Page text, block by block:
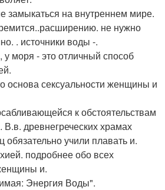
на внутреннем мире.
не нужно
. источники воды -.
у моря - это отличный способ
основа сексуальности женщины и
к обстоятельствам
древнегреческих храмах
учили плавать и.
подробнее обо всех
и.
Энергия Воды".